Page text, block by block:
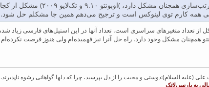
مرتب‌سازی همچنان
همه کارم توی لینوکس است و ترجیح می‌دهم همین جا مشکلم حل شود.
از تعداد متغیرهای سراسری است. تعداد آنها در این استیل‌های فارسی زیاد
همچنان مشکل وجود دارد. راه حل آنرا نیز فهمیده‌ام ولی هنوز فرصت نکرده‌ام
(علیه السلام):دوستی و محبت را از دل بپرسید، چرا که دلها گواهانی رشوه ناپذیرند.